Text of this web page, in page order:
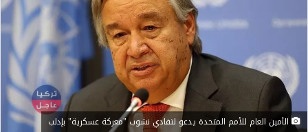
الأمين العام للأمم المتحدة يدعو لتفادي نشوب "معركة عسكرية" بإدلب